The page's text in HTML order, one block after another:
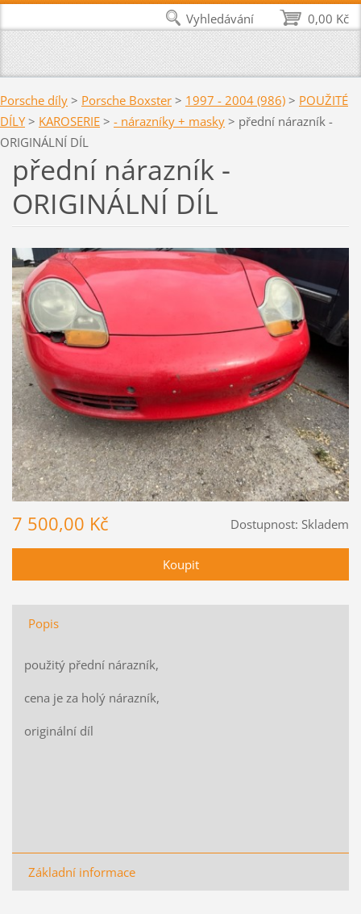
Porsche díly > Porsche Boxster > 1997 - 2004 (986) > POUŽITÉ
DÍLY > KAROSERIE > - nárazníky + masky > přední nárazník -
ORIGINÁLNÍ DÍL
přední nárazník -
ORIGINÁLNÍ DÍL
Dostupnost: Skladem
7 500,00 Kč
Popis
použitý přední nárazník,
cena je za holý nárazník,
originální díl
Základní informace
0,00 Kč
Vyhledávání